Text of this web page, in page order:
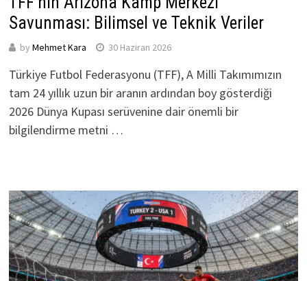
Savunması: Bilimsel ve Teknik Veriler
by Mehmet Kara 30 Haziran 2026
Türkiye Futbol Federasyonu (TFF), A Milli Takımımızın
tam 24 yıllık uzun bir aranın ardından boy gösterdiği
2026 Dünya Kupası serüvenine dair önemli bir
bilgilendirme metni …